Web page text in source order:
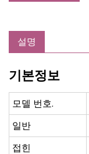
설명
기본정보
모델 번호.
일반
접힌